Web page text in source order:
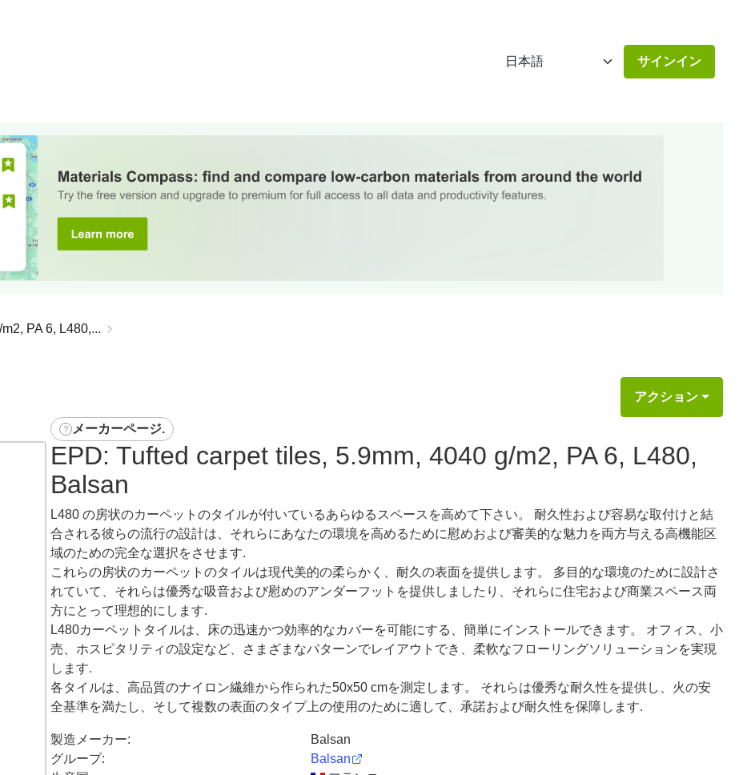
サインイン
PA 6, L480,...
アクション
メーカーページ.
EPD: Tufted carpet tiles, 5.9mm, 4040 g/m2, PA 6, L480,
Balsan
L480 の房状のカーペットのタイルが付いているあらゆるスペースを高めて下さい。 耐久性および容易な取付けと結
合される彼らの流行の設計は、それらにあなたの環境を高めるために慰めおよび審美的な魅力を両方与える高機能区
域のための完全な選択をさせます.
これらの房状のカーペットのタイルは現代美的の柔らかく、耐久の表面を提供します。 多目的な環境のために設計さ
れていて、それらは優秀な吸音および慰めのアンダーフットを提供しましたり、それらに住宅および商業スペース両
方にとって理想的にします.
L480カーペットタイルは、床の迅速かつ効率的なカバーを可能にする、簡単にインストールできます。 オフィス、小
売、ホスピタリティの設定など、さまざまなパターンでレイアウトでき、柔軟なフローリングソリューションを実現
します.
各タイルは、高品質のナイロン繊維から作られた50x50 cmを測定します。 それらは優秀な耐久性を提供し、火の安
全基準を満たし、そして複数の表面のタイプ上の使用のために適して、承諾および耐久性を保障します.
製造メーカー:
Balsan
グループ:
Balsan